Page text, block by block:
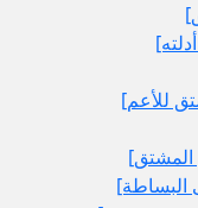
المشتق‏]
البساطة]